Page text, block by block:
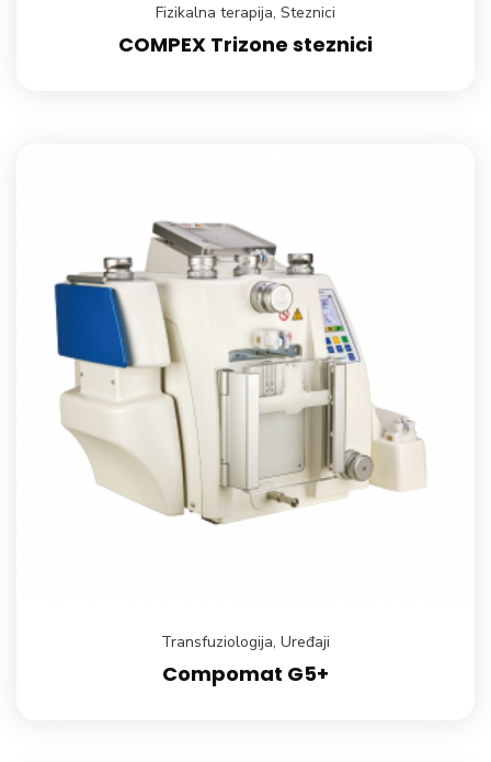
Fizikalna terapija, Steznici
COMPEX Trizone steznici
Transfuziologija, Uređaji
Compomat G5+